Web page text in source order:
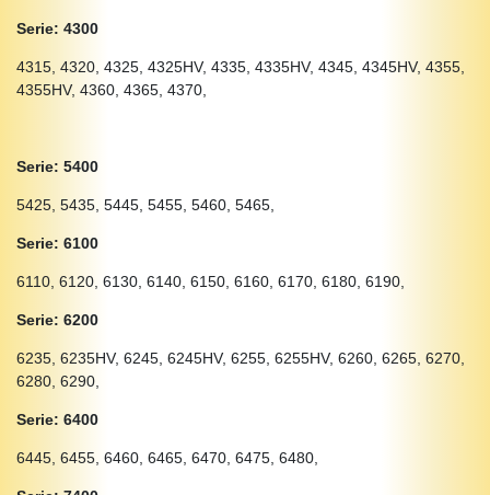
Serie: 4300
4315, 4320, 4325, 4325HV, 4335, 4335HV, 4345, 4345HV, 4355,
4355HV, 4360, 4365, 4370,
Serie: 5400
5425, 5435, 5445, 5455, 5460, 5465,
Serie: 6100
6110, 6120, 6130, 6140, 6150, 6160, 6170, 6180, 6190,
Serie: 6200
6235, 6235HV, 6245, 6245HV, 6255, 6255HV, 6260, 6265, 6270,
6280, 6290,
Serie: 6400
6445, 6455, 6460, 6465, 6470, 6475, 6480,